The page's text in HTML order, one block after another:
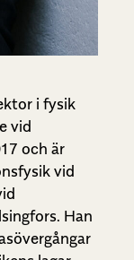
i fysik
vid
och är
vid
Han